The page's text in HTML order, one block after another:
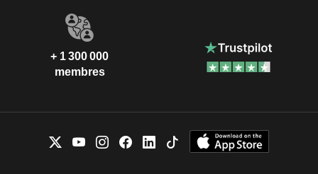
+ 1 300 000
membres